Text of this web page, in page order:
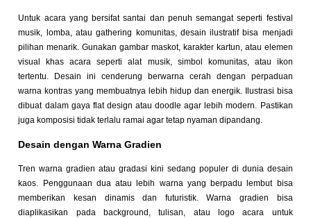
Untuk acara yang bersifat santai dan penuh semangat seperti festival
musik, lomba, atau gathering komunitas, desain ilustratif bisa menjadi
pilihan menarik. Gunakan gambar maskot, karakter kartun, atau elemen
visual khas acara seperti alat musik, simbol komunitas, atau ikon
tertentu. Desain ini cenderung berwarna cerah dengan perpaduan
warna kontras yang membuatnya lebih hidup dan energik. Ilustrasi bisa
dibuat dalam gaya flat design atau doodle agar lebih modern. Pastikan
juga komposisi tidak terlalu ramai agar tetap nyaman dipandang.
Desain dengan Warna Gradien
Tren warna gradien atau gradasi kini sedang populer di dunia desain
kaos. Penggunaan dua atau lebih warna yang berpadu lembut bisa
memberikan kesan dinamis dan futuristik. Warna gradien bisa
diaplikasikan pada background, tulisan, atau logo acara untuk